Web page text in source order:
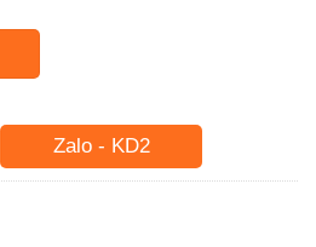
Zalo - KD2